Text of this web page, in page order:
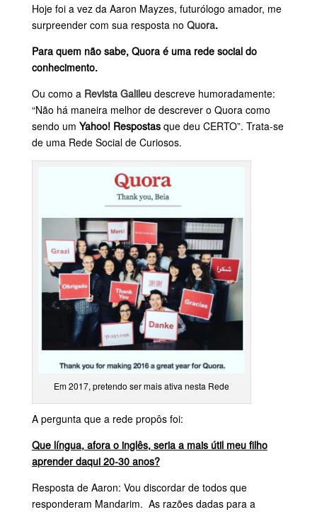
Hoje foi a vez da Aaron Mayzes, futurólogo amador, me
surpreender com sua resposta no Quora.
Para quem não sabe, Quora é uma rede social do
conhecimento.
Ou como a Revista Galileu descreve humoradamente:
“Não há maneira melhor de descrever o Quora como
sendo um Yahoo! Respostasque deu CERTO”. Trata-se
de uma Rede Social de Curiosos.
Em 2017, pretendo ser mais ativa nesta Rede
A pergunta que a rede propôs foi:
Que língua, afora o inglês, seria a mais útil meu filho
aprender daqui 20-30 anos?
Resposta de Aaron: Vou discordar de todos que
responderam Mandarim. As razões dadas para a